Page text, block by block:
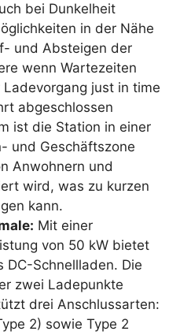
bei Dunkelheit
in der Nähe
und Absteigen der
wenn Wartezeiten
just in time
abgeschlossen
ist die Station in einer
und Geschäftszone
Anwohnern und
wird, was zu kurzen
kann.
Mit einer
von 50 kW bietet
DC-Schnellladen. Die
zwei Ladepunkte
drei Anschlussarten:
2) sowie Type 2